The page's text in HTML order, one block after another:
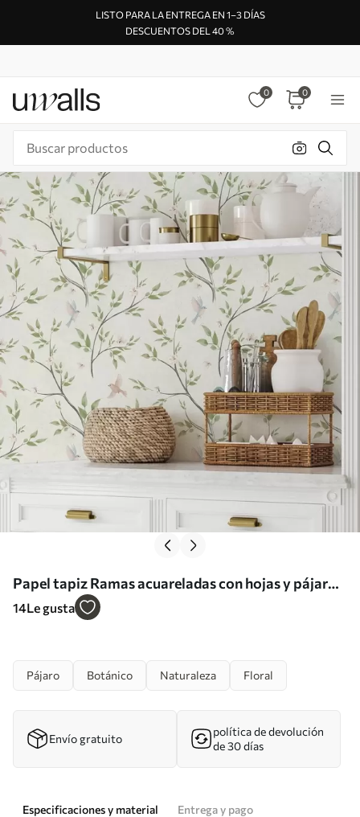
LISTO PARA LA ENTREGA EN 1–3 DÍAS
DESCUENTOS DEL 40 %
0 0
Papel tapiz Ramas acuareladas con hojas y pájaros
sobre un fondo claro Nr. a00496
14Le gusta
Pájaro Botánico Naturaleza Floral
Envío gratuito
política de devolución
de 30 días
Especificaciones y material
Entrega y pago